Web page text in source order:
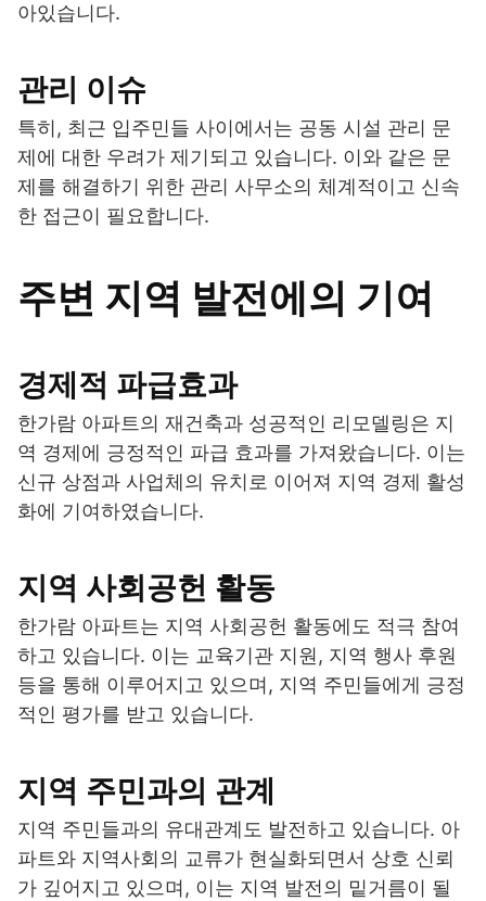
아있습니다.
관리 이슈
특히, 최근 입주민들 사이에서는 공동 시설 관리 문
제에 대한 우려가 제기되고 있습니다. 이와 같은 문
제를 해결하기 위한 관리 사무소의 체계적이고 신속
한 접근이 필요합니다.
주변 지역 발전에의 기여
경제적 파급효과
한가람 아파트의 재건축과 성공적인 리모델링은 지
역 경제에 긍정적인 파급 효과를 가져왔습니다. 이는
신규 상점과 사업체의 유치로 이어져 지역 경제 활성
화에 기여하였습니다.
지역 사회공헌 활동
한가람 아파트는 지역 사회공헌 활동에도 적극 참여
하고 있습니다. 이는 교육기관 지원, 지역 행사 후원
등을 통해 이루어지고 있으며, 지역 주민들에게 긍정
적인 평가를 받고 있습니다.
지역 주민과의 관계
지역 주민들과의 유대관계도 발전하고 있습니다. 아
파트와 지역사회의 교류가 현실화되면서 상호 신뢰
가 깊어지고 있으며, 이는 지역 발전의 밑거름이 될